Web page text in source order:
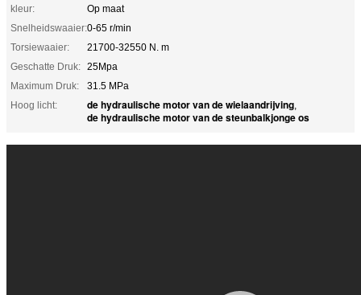
kleur:
Op maat
Snelheidswaaier:0-65 r/min
Torsiewaaier:
21700-32550 N. m
Geschatte Druk: 25Mpa
Maximum Druk:
31.5 MPa
Hoog licht:
de hydraulische motor van de wielaandrijving,
de hydraulische motor van de steunbalkjonge os